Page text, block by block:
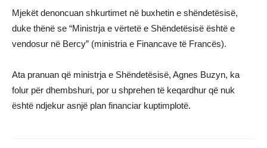
Mjekët denoncuan shkurtimet në buxhetin e shëndetësisë,
duke thënë se “Ministrja e vërtetë e Shëndetësisë është e
vendosur në Bercy” (ministria e Financave të Francës).
Ata pranuan që ministrja e Shëndetësisë, Agnes Buzyn, ka
folur për dhembshuri, por u shprehen të keqardhur që nuk
është ndjekur asnjë plan financiar kuptimplotë.